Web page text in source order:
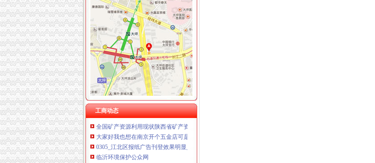
重庆斯苔登托生物科技有限公司 渝南10万 （工商注册）
重庆恺昶贸易有限公司 渝九 （食品许可证）
重庆凯誉网络通信技术工程有限公司 渝中300万 （工商变更）
上海兆妩贸易有限公司重庆龙湖·北城天街分公司 （工商注册）
上海兆妩贸易有限公司重庆天地分公司 渝中 （工商注册）
工商动态
长安福特
长安福-汽车论坛_汽车频道_腾讯网
[]长安福翼虎-太平洋汽车网
长安福马自达与长安福？？_福克斯_长安福
重磅！长安福将“收编”福中国进口车业务-行业-21CN.COM
长安福云南万福4S店的微博_微博
松树桥分公司注销
松树桥到中国邮政（渝北区邮政局龙溪投递分公司）怎么走？-住哪网
全国矿产资源利用现状陕西省矿产资源-冶金/矿山/地质-图宝贝文档
大家好我也想在南京开个五金店可是我没有经验请哪位老板朋友指点谢
0305_江北区报纸广告刊登效果明显_重庆报社广告部_重庆百业网
临沂环境保护公众网
一碗水分公司注销